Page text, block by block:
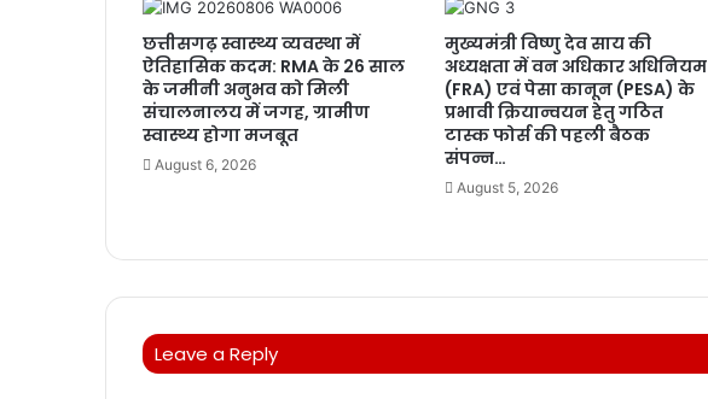
छत्तीसगढ़ स्वास्थ्य व्यवस्था में
ऐतिहासिक कदम: RMA के 26 साल
के जमीनी अनुभव को मिली
संचालनालय में जगह, ग्रामीण
स्वास्थ्य होगा मजबूत
August 6, 2026
मुख्यमंत्री विष्णु देव साय की
अध्यक्षता में वन अधिकार अधिनियम
(FRA) एवं पेसा कानून (PESA) के
प्रभावी क्रियान्वयन हेतु गठित
टास्क फोर्स की पहली बैठक
संपन्न…
August 5, 2026
Leave a Reply